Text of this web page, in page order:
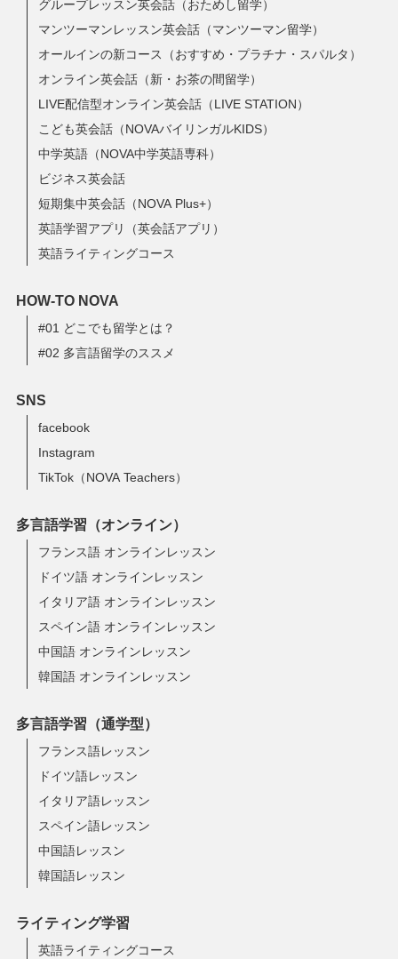
グループレッスン英会話（おためし留学）
マンツーマンレッスン英会話（マンツーマン留学）
オールインの新コース（おすすめ・プラチナ・スパルタ）
オンライン英会話（新・お茶の間留学）
LIVE配信型オンライン英会話（LIVE STATION）
こども英会話（NOVAバイリンガルKIDS）
中学英語（NOVA中学英語専科）
ビジネス英会話
短期集中英会話（NOVA Plus+）
英語学習アプリ（英会話アプリ）
英語ライティングコース
HOW-TO NOVA
#01 どこでも留学とは？
#02 多言語留学のススメ
SNS
facebook
Instagram
TikTok（NOVA Teachers）
多言語学習（オンライン）
フランス語 オンラインレッスン
ドイツ語 オンラインレッスン
イタリア語 オンラインレッスン
スペイン語 オンラインレッスン
中国語 オンラインレッスン
韓国語 オンラインレッスン
多言語学習（通学型）
フランス語レッスン
ドイツ語レッスン
イタリア語レッスン
スペイン語レッスン
中国語レッスン
韓国語レッスン
ライティング学習
英語ライティングコース